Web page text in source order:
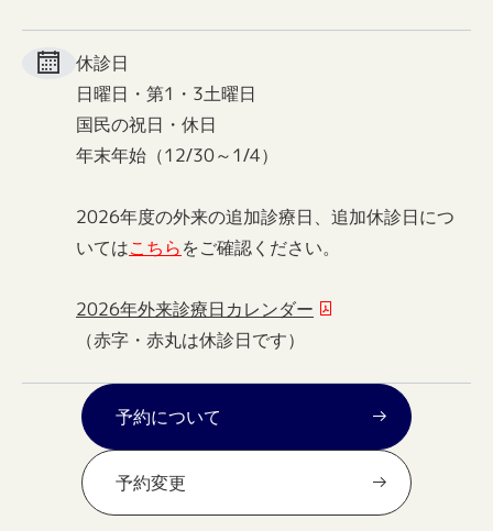
休診日
日曜日・第1・3土曜日
国民の祝日・休日
年末年始（12/30～1/4）
2026年度の外来の追加診療日、追加休診日につ
いてはこちらをご確認ください。
2026年外来診療日カレンダー
（赤字・赤丸は休診日です）
予約について
予約変更